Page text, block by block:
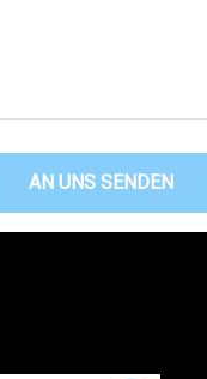
AN UNS SENDEN